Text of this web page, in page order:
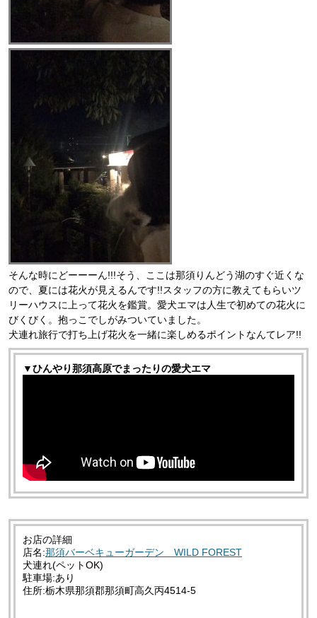
そんな時にどーーーん!!!そう、ここは那須りんどう湖のすぐ近くな
ので、夏には花火が見えるんです!!スタッフの方に教えてもらいツ
リーハウスに上って花火を鑑賞。愛犬エマは人生で初めての花火に
びくびく。抱っこでしがみついていました。
犬連れ旅行で打ち上げ花火を一緒に楽しめるポイントなんてレア!!
▼ひんやり那須高原でまったりの愛犬エマ
お店の詳細
店名:那須バーベキューガーデン WILD FOREST
犬連れ(ペットOK)
駐車場:あり
住所:栃木県那須郡那須町高久丙4514-5